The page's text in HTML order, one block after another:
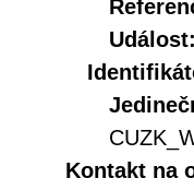
Událost:
Kontakt na